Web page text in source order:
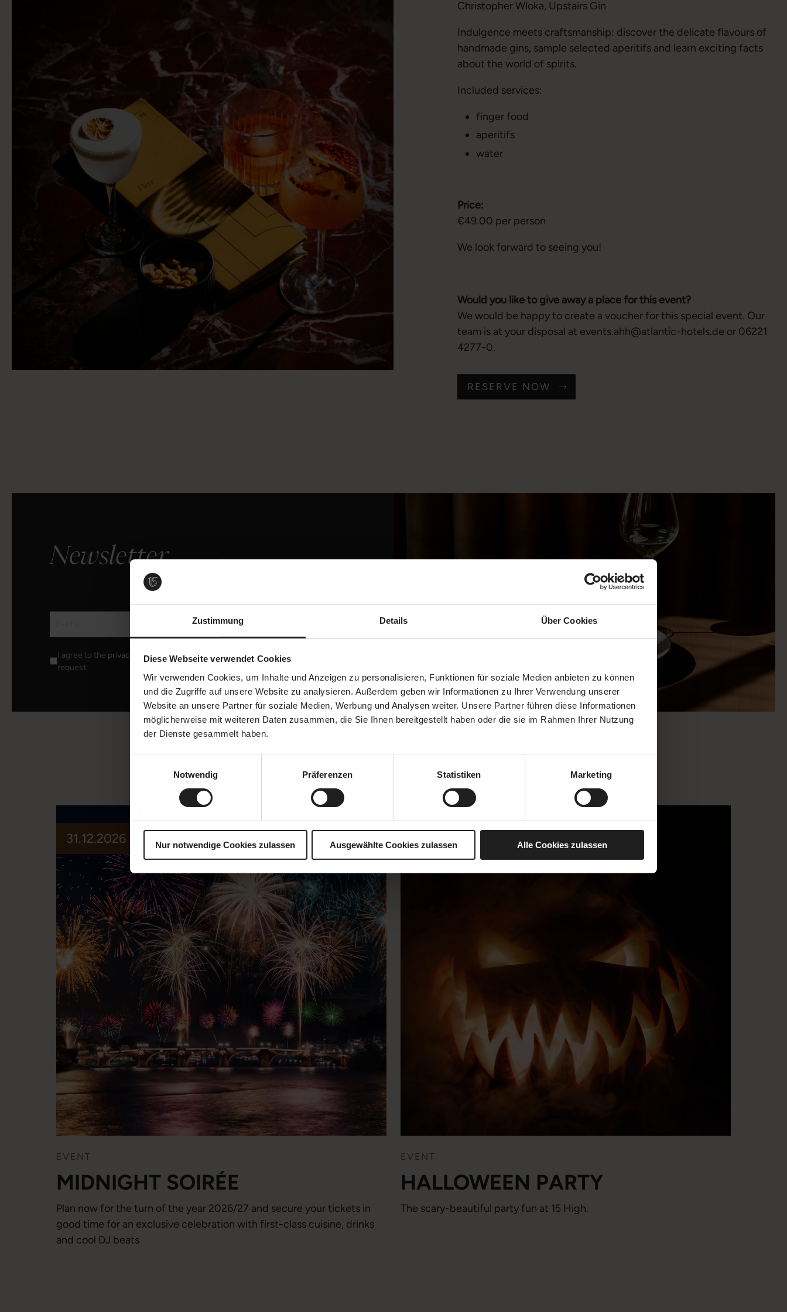
Zustimmung Details Über Cookies
Diese Webseite verwendet Cookies
Wir verwenden Cookies, um Inhalte und Anzeigen zu personalisieren, Funktionen für soziale Medien anbieten zu können
und die Zugriffe auf unsere Website zu analysieren. Außerdem geben wir Informationen zu Ihrer Verwendung unserer
Website an unsere Partner für soziale Medien, Werbung und Analysen weiter. Unsere Partner führen diese Informationen
möglicherweise mit weiteren Daten zusammen, die Sie Ihnen bereitgestellt haben oder die sie im Rahmen Ihrer Nutzung
der Dienste gesammelt haben.
Notwendig
Präferenzen Statistiken Marketing
Nur notwendige Cookies zulassen Ausgewählte Cookies zulassen Alle Cookies zulassen
Christopher Wloka, Upstairs Gin
Indulgence meets craftsmanship: discover the delicate flavours of
handmade gins, sample selected aperitifs and learn exciting facts
about the world of spirits.
Included services:
finger food
aperitifs
water
Price:
€49.00 per person
We look forward to seeing you!
Would you like to give away a place for this event?
We would be happy to create a voucher for this special event. Our
team is at your disposal at events.ahh@atlantic-hotels.de or 06221
4277-0.
RESERVE NOW
Newsletter
I agree to the privacy policyand the transmission of my contact
request.
31.12.2026 | 7 pm or 10 pm
EVENT
MIDNIGHT SOIRÉE
Plan now for the turn of the year 2026/27 and secure your tickets in
good time for an exclusive celebration with first-class cuisine, drinks
and cool DJ beats
31.10.2026 | 08:00 pm - 02:00
am
EVENT
HALLOWEEN PARTY
The scary-beautiful party fun at 15 High.